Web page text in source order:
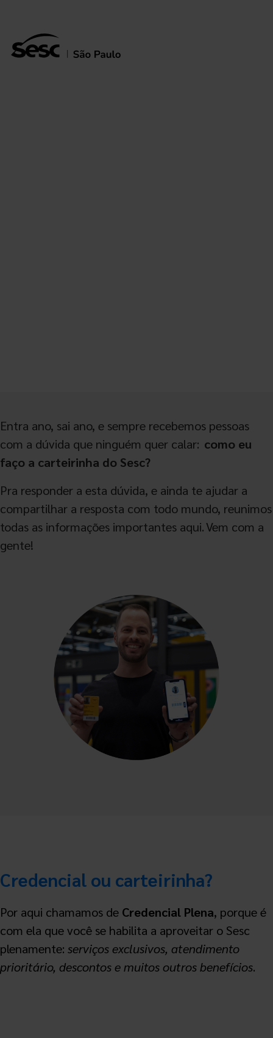
Entra ano, sai ano, e sempre recebemos pessoas
com a dúvida que ninguém quer calar: como eu
faço a carteirinha do Sesc?
Pra responder a esta dúvida, e ainda te ajudar a
compartilhar a resposta com todo mundo, reunimos
todas as informações importantes aqui. Vem com a
gente!
Credencial ou carteirinha?
Por aqui chamamos de Credencial Plena, porque é
com ela que você se habilita a aproveitar o Sesc
plenamente: serviços exclusivos, atendimento
prioritário, descontos e muitos outros benefícios.